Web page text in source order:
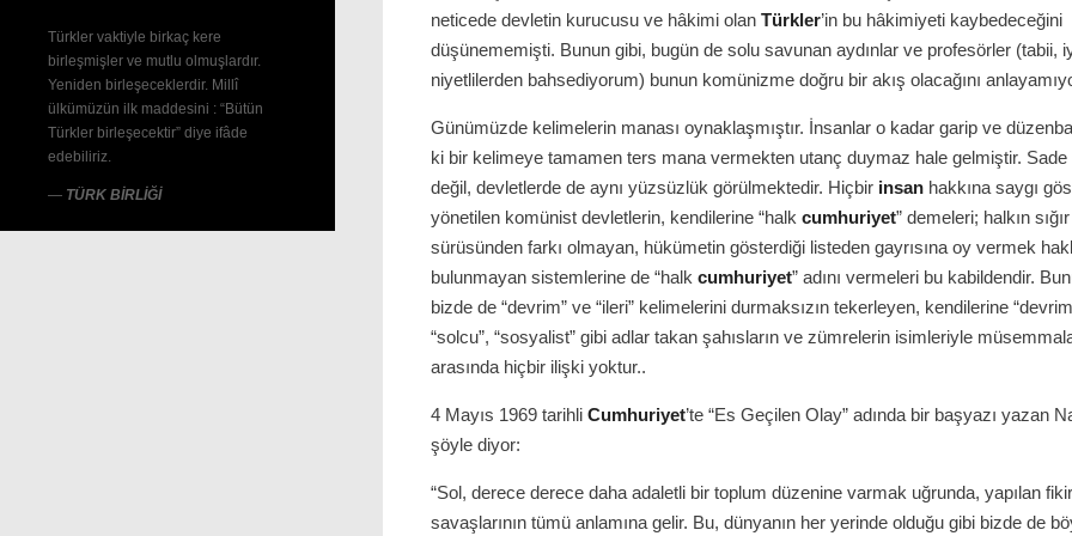
Türkler vaktiyle birkaç kere
birleşmişler ve mutlu olmuşlardır.
Yeniden birleşeceklerdir. Millî
ülkümüzün ilk maddesini : “Bütün
Türkler birleşecektir” diye ifâde
edebiliriz.
— TÜRK BİRLİĞİ
neticede devletin kurucusu ve hâkimi olan Türkler’in bu hâkimiyeti kaybedeceğini
düşünememişti. Bunun gibi, bugün de solu savunan aydınlar ve profesörler (tabii,
niyetlilerden bahsediyorum) bunun komünizme doğru bir akış olacağını
Günümüzde kelimelerin manası oynaklaşmıştır. İnsanlar o kadar garip ve
ki bir kelimeye tamamen ters mana vermekten utanç duymaz hale gelmiştir. Sade
değil, devletlerde de aynı yüzsüzlük görülmektedir. Hiçbir insan hakkına saygı
yönetilen komünist devletlerin, kendilerine “halk cumhuriyet” demeleri; halkın sığır
sürüsünden farkı olmayan, hükümetin gösterdiği listeden gayrısına oy vermek
bulunmayan sistemlerine de “halk cumhuriyet” adını vermeleri bu kabildendir.
bizde de “devrim” ve “ileri” kelimelerini durmaksızın tekerleyen, kendilerine
“solcu”, “sosyalist” gibi adlar takan şahısların ve zümrelerin isimleriyle
arasında hiçbir ilişki yoktur..
4 Mayıs 1969 tarihli Cumhuriyet’te “Es Geçilen Olay” adında bir başyazı yazan
şöyle diyor:
“Sol, derece derece daha adaletli bir toplum düzenine varmak uğrunda, yapılan fikir
savaşlarının tümü anlamına gelir. Bu, dünyanın her yerinde olduğu gibi bizde de